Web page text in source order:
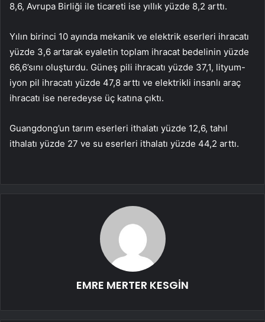
8,6, Avrupa Birliği ile ticareti ise yıllık yüzde 8,2 arttı.
Yılın birinci 10 ayında mekanik ve elektrik eserleri ihracatı
yüzde 3,6 artarak eyaletin toplam ihracat bedelinin yüzde
66,6’sını oluşturdu. Güneş pili ihracatı yüzde 37,1, lityum-
iyon pil ihracatı yüzde 47,8 arttı ve elektrikli insanlı araç
ihracatı ise neredeyse üç katına çıktı.
Guangdong’un tarım eserleri ithalatı yüzde 12,6, tahıl
ithalatı yüzde 27 ve su eserleri ithalatı yüzde 44,2 arttı.
EMRE MERTER KESGİN